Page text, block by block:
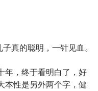
真的聪明，一针见血。
年，终于看明白了，好
本性是另外两个字，健